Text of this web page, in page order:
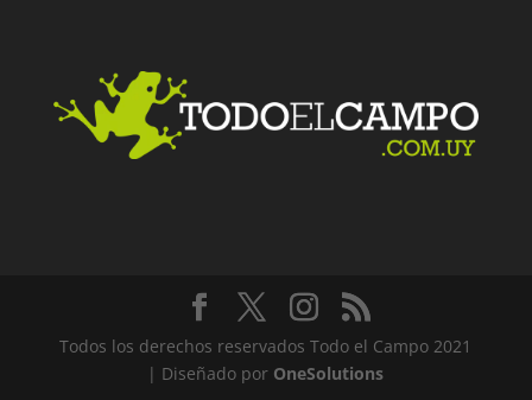
Todos los derechos reservados Todo el Campo 2021
| Diseñado por OneSolutions